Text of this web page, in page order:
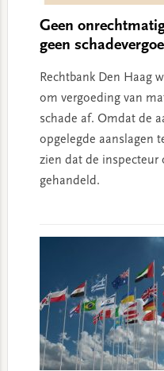
Geen
geen
Rechtbank Den Haag
om vergoeding van
schade af. Omdat de
opgelegde aanslagen
zien dat de inspecteur
gehandeld.